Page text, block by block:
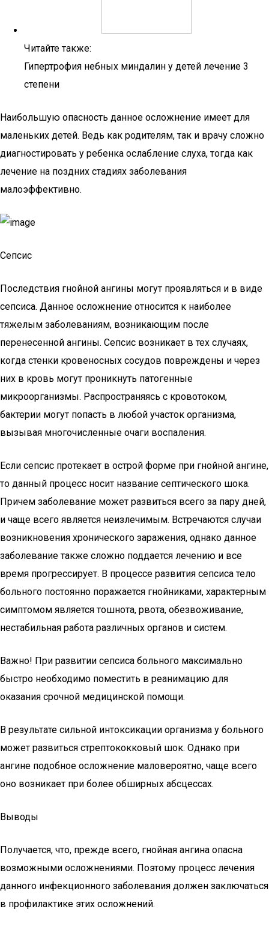
Читайте также:
Гипертрофия небных миндалин у детей лечение 3
степени
Наибольшую опасность данное осложнение имеет для
маленьких детей. Ведь как родителям, так и врачу сложно
диагностировать у ребенка ослабление слуха, тогда как
лечение на поздних стадиях заболевания
малоэффективно.
Сепсис
Последствия гнойной ангины могут проявляться и в виде
сепсиса. Данное осложнение относится к наиболее
тяжелым заболеваниям, возникающим после
перенесенной ангины. Сепсис возникает в тех случаях,
когда стенки кровеносных сосудов повреждены и через
них в кровь могут проникнуть патогенные
микроорганизмы. Распространяясь с кровотоком,
бактерии могут попасть в любой участок организма,
вызывая многочисленные очаги воспаления.
Если сепсис протекает в острой форме при гнойной ангине,
то данный процесс носит название септического шока.
Причем заболевание может развиться всего за пару дней,
и чаще всего является неизлечимым. Встречаются случаи
возникновения хронического заражения, однако данное
заболевание также сложно поддается лечению и все
время прогрессирует. В процессе развития сепсиса тело
больного постоянно поражается гнойниками, характерным
симптомом является тошнота, рвота, обезвоживание,
нестабильная работа различных органов и систем.
Важно! При развитии сепсиса больного максимально
быстро необходимо поместить в реанимацию для
оказания срочной медицинской помощи.
В результате сильной интоксикации организма у больного
может развиться стрептококковый шок. Однако при
ангине подобное осложнение маловероятно, чаще всего
оно возникает при более обширных абсцессах.
Выводы
Получается, что, прежде всего, гнойная ангина опасна
возможными осложнениями. Поэтому процесс лечения
данного инфекционного заболевания должен заключаться
в профилактике этих осложнений.